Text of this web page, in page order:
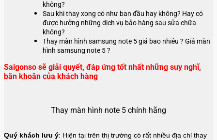
không?
Sau khi thay xong có như ban đầu hay không? Hay có
được hưởng những dịch vụ bảo hàng sau sửa chữa
không?
Thay màn hình samsung note 5 giá bao nhiêu ? Giá màn
hình samsung note 5 ?
Saigonso sẽ giải quyết, đáp ứng tốt nhất những suy nghĩ,
băn khoăn của khách hàng
Thay màn hình note 5 chính hãng
Quý khách lưu ý: Hiện tại trên thị trường có rất nhiều địa chỉ thay